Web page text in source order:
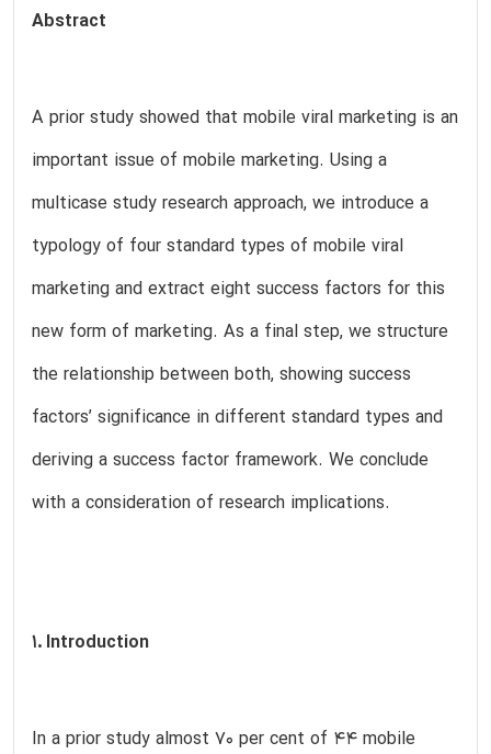
Abstract
A prior study showed that mobile viral marketing is an
important issue of mobile marketing. Using a
multicase study research approach, we introduce a
typology of four standard types of mobile viral
marketing and extract eight success factors for this
new form of marketing. As a final step, we structure
the relationship between both, showing success
factors’ significance in different standard types and
deriving a success factor framework. We conclude
with a consideration of research implications.
1. Introduction
In a prior study almost 70 per cent of 44 mobile